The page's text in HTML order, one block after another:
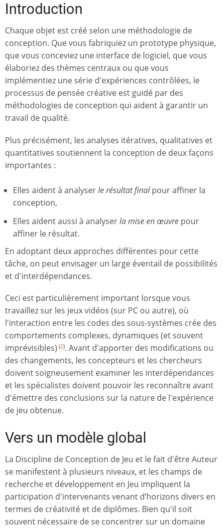
Introduction
Chaque objet est créé selon une méthodologie de
conception. Que vous fabriquiez un prototype physique,
que vous conceviez une interface de logiciel, que vous
élaboriez des thèmes centraux ou que vous
implémentiez une série d'expériences contrôlées, le
processus de pensée créative est guidé par des
méthodologies de conception qui aident à garantir un
travail de qualité.
Plus précisément, les analyses itératives, qualitatives et
quantitatives soutiennent la conception de deux façons
importantes :
Elles aident à analyserle résultat finalpour affiner la
conception,
Elles aident aussi à analyserla mise en œuvre pour
affiner le résultat.
En adoptant deux approches différentes pour cette
tâche, on peut envisager un large éventail de possibilités
et d'interdépendances.
Ceci est particulièrement important lorsque vous
travaillez sur les jeux vidéos (sur PC ou autre), où
l'interaction entre les codes des sous-systèmes crée des
comportements complexes, dynamiques (et souvent
imprévisibles) (2). Avant d'apporter des modifications ou
des changements, les concepteurs et les chercheurs
doivent soigneusement examiner les interdépendances
et les spécialistes doivent pouvoir les reconnaître avant
d'émettre des conclusions sur la nature de l'expérience
de jeu obtenue.
Vers un modèle global
La Discipline de Conception de Jeu et le fait d'être Auteur
se manifestent à plusieurs niveaux, et les champs de
recherche et développement en Jeu impliquent la
participation d'intervenants venant d’horizons divers en
termes de créativité et de diplômes. Bien qu'il soit
souvent nécessaire de se concentrer sur un domaine